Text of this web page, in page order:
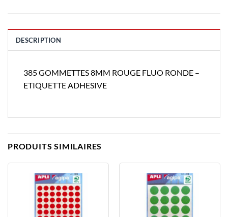
DESCRIPTION
385 GOMMETTES 8MM ROUGE FLUO RONDE –
ETIQUETTE ADHESIVE
PRODUITS SIMILAIRES